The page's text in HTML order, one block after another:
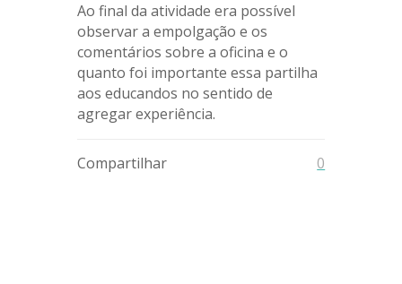
Ao final da atividade era possível
observar a empolgação e os
comentários sobre a oficina e o
quanto foi importante essa partilha
aos educandos no sentido de
agregar experiência.
Compartilhar 0